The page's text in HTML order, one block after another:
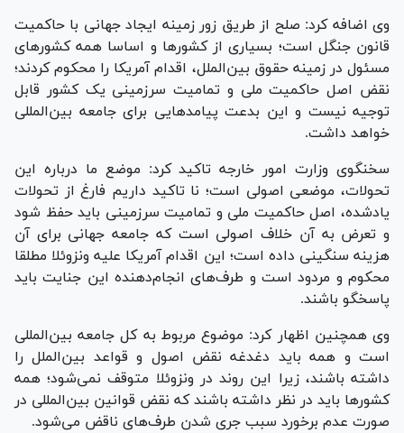
وی اضافه کرد: صلح از طریق زور زمینه ایجاد جهانی با حاکمیت
قانون جنگل است؛ بسیاری از کشور‌ها و اساسا همه کشور‌های
مسئول در زمینه حقوق بین‌الملل، اقدام آمریکا را محکوم کردند؛
نقض اصل حاکمیت ملی و تمامیت سرزمینی یک کشور قابل
توجیه نیست و این بدعت پیامد‌هایی برای جامعه بین‌المللی
خواهد داشت.
سخنگوی وزارت امور خارجه تاکید کرد: موضع ما درباره این
تحولات، موضعی اصولی است؛ نا تاکید داریم فارغ از تحولات
یادشده، اصل حاکمیت ملی و تمامیت سرزمینی باید حفظ شود
و تعرض به آن خلاف اصولی است که جامعه جهانی برای آن
هزینه سنگینی داده است؛ این اقدام آمریکا علیه ونزوئلا مطلقا
محکوم و مردود است و طرف‌های انجام‌دهنده این جنایت باید
پاسخگو باشند.
وی همچنین اظهار کرد: موضوع مربوط به کل جامعه بین‌المللی
است و همه باید دغدغه نقض اصول و قواعد بین‌الملل را
داشته باشند، زیرا این روند در ونزوئلا متوقف نمی‌شود؛ همه
کشور‌ها باید در نظر داشته باشند که نقض قوانین بین‌المللی در
صورت عدم برخورد سبب جری شدن طرف‌های ناقض می‌شود.